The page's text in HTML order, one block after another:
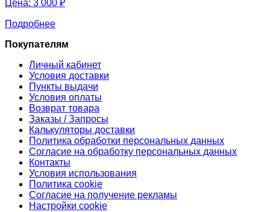
Цена: 3 000 ₽
Подробнее
Покупателям
Личный кабинет
Условия доставки
Пункты выдачи
Условия оплаты
Возврат товара
Заказы / Запросы
Калькуляторы доставки
Политика обработки персональных данных
Согласие на обработку персональных данных
Контакты
Условия использования
Политика cookie
Согласие на получение рекламы
Настройки cookie